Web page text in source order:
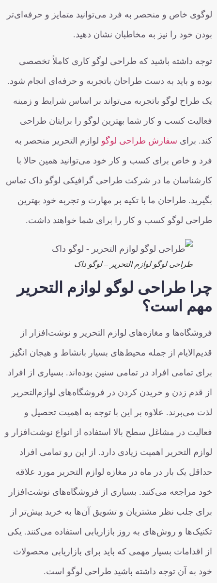
لوگوی خاص و منحصر به فرد می‌توانید متمایز و حرفه‌ای‌تر
بودن خود را نیز به مخاطبان نشان دهید.
توجه داشته باشید که طراحی لوگو کاری کاملاً تخصصی
بوده و باید به دست طراحان باتجربه و حرفه‌ای انجام شود.
یک طراح لوگو باتجربه می‌تواند بر اساس شرایط و زمینه
فعالیت کسب و کار شما بهترین لوگو را برایتان طراحی
کند. برای سفارش طراحی لوگو لوازم التحریر منحصر به
فرد و خاص برای کسب و کار خود می‌توانید همین حالا با
کارشناسان ما در شرکت طراحی گرافیکی لوگو داک تماس
بگیرید. طراحان ما با تکیه بر مهارت و تجربه خود بهترین
طراحی لوگو کسب و کار را برای شما خواهند داشت.
طراحی لوگو لوازم التحریر – لوگو داک
چرا طراحی لوگو لوازم التحریر
مهم است؟
فروشگاه‌ها و مغازه‌های لوازم التحریر و نوشت‌افزار از
قدیم‌الایام از جمله محیط‌های بسیار بانشاط و هیجان انگیز
برای تمامی افراد در تمامی سنین بوده‌اند. بسیاری از افراد
از قدم زدن و خریدن کردن در فروشگاه‌های لوازم‌التحریر
لذت می‌برند. علاوه بر این با توجه به اهمیت تحصیل و
فعالیت در مشاغل سطح بالا استفاده از انواع نوشت‌افزار و
لوازم التحریر اهمیت زیادی دارد. از این رو تمامی افراد
حداقل یک بار در ماه در مغازه لوازم التحریر مورد علاقه
خود مراجعه می‌کنند. بسیاری از فروشگاه‌های نوشت‌افزار
برای جلب نظر مشتریان و تشویق آن‌ها به خرید بیش‌تر از
تکنیک‌ها و روش‌های به روز بازاریابی استفاده می‌کنند. یکی
از اقدامات بسیار مهمی که باید برای بازاریابی محصولات
خود به آن توجه داشته باشید طراحی لوگو است.